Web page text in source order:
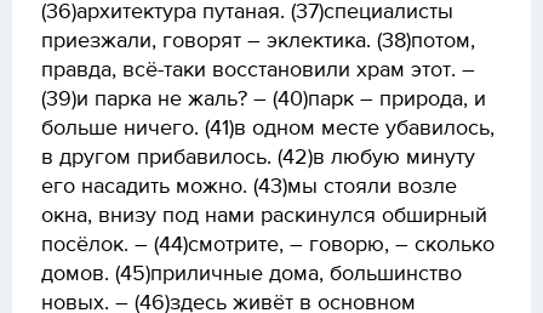
(36)архитектура путаная. (37)специалисты
приезжали, говорят – эклектика. (38)потом,
правда, всё-таки восстановили храм этот. –
(39)и парка не жаль? – (40)парк – природа, и
больше ничего. (41)в одном месте убавилось,
в другом прибавилось. (42)в любую минуту
его насадить можно. (43)мы стояли возле
окна, внизу под нами раскинулся обширный
посёлок. – (44)смотрите, – говорю, – сколько
домов. (45)приличные дома, большинство
новых. – (46)здесь живёт в основном